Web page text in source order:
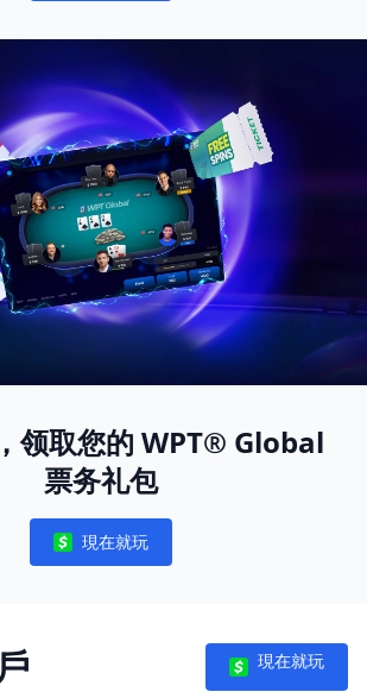
领取您的 WPT® Global
票务礼包
Notifications
現在就玩
現在就玩